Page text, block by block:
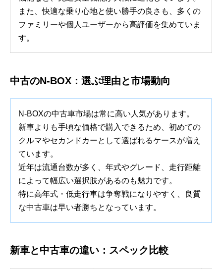
また、快適な乗り心地と使い勝手の良さも、多くの
ファミリーや個人ユーザーから高評価を集めていま
す。
中古のN-BOX：選ぶ理由と市場動向
N-BOXの中古車市場は常に高い人気があります。
新車よりも手頃な価格で購入できるため、初めての
クルマやセカンドカーとして選ばれるケースが増え
ています。
近年は流通台数が多く、年式やグレード、走行距離
によって幅広い選択肢があるのも魅力です。
特に高年式・低走行車は争奪戦になりやすく、良質
な中古車は早い者勝ちとなっています。
新車と中古車の違い：スペック比較